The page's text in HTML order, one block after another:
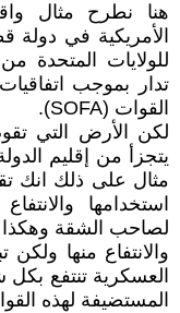
هنا نطرح مثال
الأمريكية في
للولايات المتحدة
تدار بموجب
القوات (SOFA).
لكن الأرض التي
يتجزأ من إقليم
مثال على ذلك انك
استخدامها
لصاحب الشقة وهكذا
والانتفاع منها
العسكرية تنتفع
المستضيفة لهذه